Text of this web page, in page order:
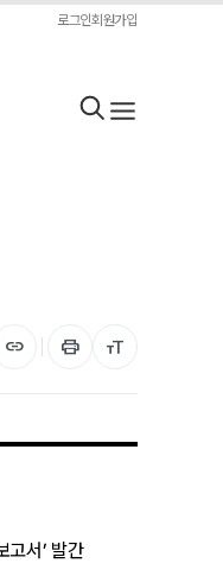
로그인회원가입
link print format_size
서’ 발간